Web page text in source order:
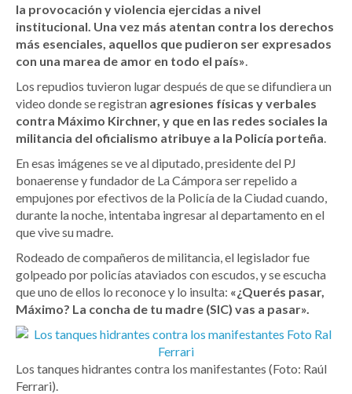
la provocación y violencia ejercidas a nivel
institucional. Una vez más atentan contra los derechos
más esenciales, aquellos que pudieron ser expresados
con una marea de amor en todo el país».
Los repudios tuvieron lugar después de que se difundiera un
video donde se registran agresiones físicas y verbales
contra Máximo Kirchner, y que en las redes sociales la
militancia del oficialismo atribuye a la Policía porteña.
En esas imágenes se ve al diputado, presidente del PJ
bonaerense y fundador de La Cámpora ser repelido a
empujones por efectivos de la Policía de la Ciudad cuando,
durante la noche, intentaba ingresar al departamento en el
que vive su madre.
Rodeado de compañeros de militancia, el legislador fue
golpeado por policías ataviados con escudos, y se escucha
que uno de ellos lo reconoce y lo insulta: «¿Querés pasar,
Máximo? La concha de tu madre (SIC) vas a pasar».
Los tanques hidrantes contra los manifestantes (Foto: Raúl
Ferrari).